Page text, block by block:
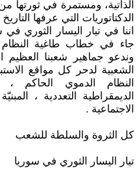
الذاتية، ومستمرة في
الدكتاتوريات التي عرفها
اننا في تيار اليسار الثوري
جاء في خطاب طاغية النظام
وندعو جماهير شعبنا العظيم
الشعبية لدحر كل مواقع
النظام الدموي الحاكم ،
الديمقراطية التعددية ،
الاجتماعية .
كل الثروة والسلطة للشعب
تيار اليسار الثوري في سوريا